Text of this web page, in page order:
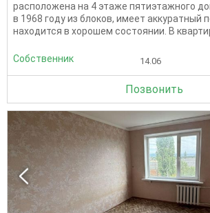
расположена на 4 этаже пятиэтажного
в 1968 году из блоков, имеет аккуратный
находится в хорошем состоянии. В
Собственник 14.06
Позвонить